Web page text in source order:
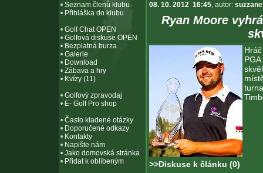
• Seznam členů klubu
• Přihláška do klubu
• Golf Chat OPEN
• Golfová diskuse OPEN
• Bezplatná burza
• Galerie
• Download
• Zábava a hry
• Kvízy (11)
• Golfový zpravodaj
• E- Golf Pro shop
• Často kladené otázky
• Doporučené odkazy
• Kontakty
• Napište nám
• Jako domovská stránka
• Přidat k oblíbeným
08. 10. 2012 16:45, autor: suzzane
Ryan Moore
>>Diskuse k článku (0)